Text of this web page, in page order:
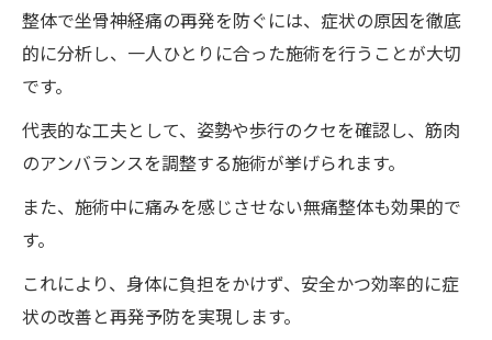
整体で坐骨神経痛の再発を防ぐには、症状の原因を徹底
的に分析し、一人ひとりに合った施術を行うことが大切
です。
代表的な工夫として、姿勢や歩行のクセを確認し、筋肉
のアンバランスを調整する施術が挙げられます。
また、施術中に痛みを感じさせない無痛整体も効果的で
す。
これにより、身体に負担をかけず、安全かつ効率的に症
状の改善と再発予防を実現します。